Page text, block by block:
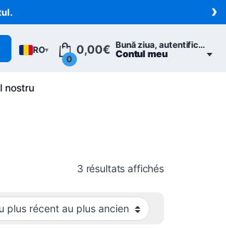
›
RO▾ Bună ziua, autentifică-te
Contul meu
0
0,00€
nostru
3 résultats affichésTrié du plus